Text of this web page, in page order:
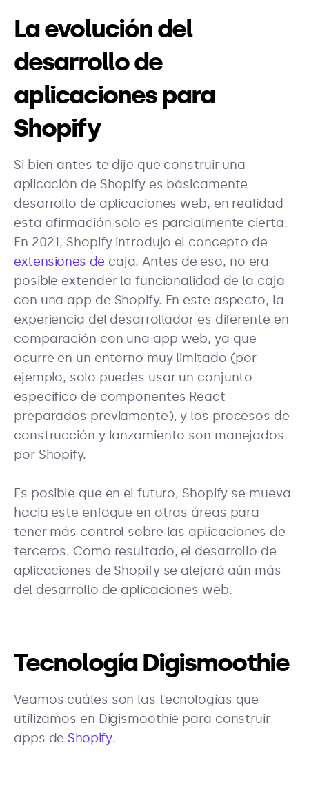
La evolución del
desarrollo de
aplicaciones para
Shopify
Si bien antes te dije que construir una
aplicación de Shopify es básicamente
desarrollo de aplicaciones web, en realidad
esta afirmación solo es parcialmente cierta.
En 2021, Shopify introdujo el concepto de
extensiones de caja. Antes de eso, no era
posible extender la funcionalidad de la caja
con una app de Shopify. En este aspecto, la
experiencia del desarrollador es diferente en
comparación con una app web, ya que
ocurre en un entorno muy limitado (por
ejemplo, solo puedes usar un conjunto
específico de componentes React
preparados previamente), y los procesos de
construcción y lanzamiento son manejados
por Shopify.
Es posible que en el futuro, Shopify se mueva
hacia este enfoque en otras áreas para
tener más control sobre las aplicaciones de
terceros. Como resultado, el desarrollo de
aplicaciones de Shopify se alejará aún más
del desarrollo de aplicaciones web.
Tecnología Digismoothie
Veamos cuáles son las tecnologías que
utilizamos en Digismoothie para construir
apps de Shopify.